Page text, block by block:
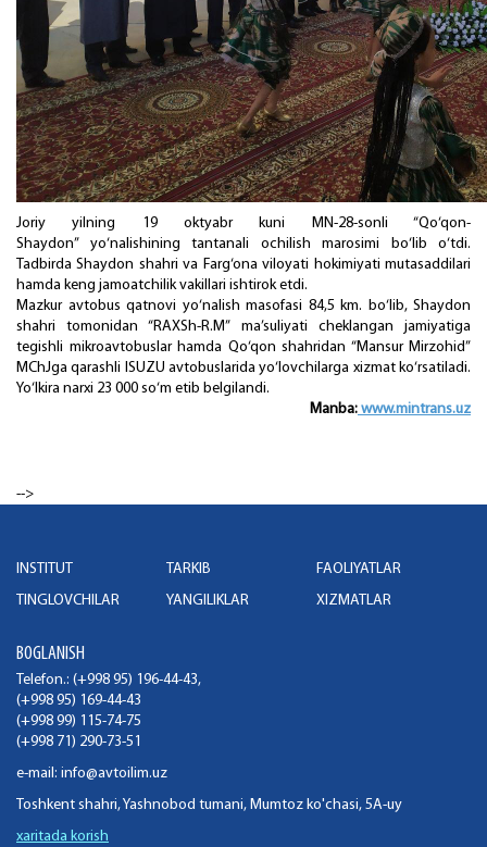
Joriy yilning 19 oktyabr kuni MN-28-sonli “Qo‘qon-
Shaydon” yo‘nalishining tantanali ochilish marosimi bo‘lib o‘tdi.
Tadbirda Shaydon shahri va Farg‘ona viloyati hokimiyati mutasaddilari
hamda keng jamoatchilik vakillari ishtirok etdi.
Mazkur avtobus qatnovi yo‘nalish masofasi 84,5 km. bo‘lib, Shaydon
shahri tomonidan “RAXSh-R.M” ma’suliyati cheklangan jamiyatiga
tegishli mikroavtobuslar hamda Qo‘qon shahridan “Mansur Mirzohid”
MChJga qarashli ISUZU avtobuslarida yo‘lovchilarga xizmat ko‘rsatiladi.
Yo‘lkira narxi 23 000 so‘m etib belgilandi.
Manba: www.mintrans.uz
-->
INSTITUT TARKIB
FAOLIYATLAR
TINGLOVCHILAR
YANGILIKLAR XIZMATLAR
BOGLANISH
Telefon.: (+998 95) 196-44-43,
(+998 95) 169-44-43
(+998 99) 115-74-75
(+998 71) 290-73-51
e-mail: info@avtoilim.uz
Toshkent shahri, Yashnobod tumani, Mumtoz ko'chasi, 5A-uy
xaritada korish